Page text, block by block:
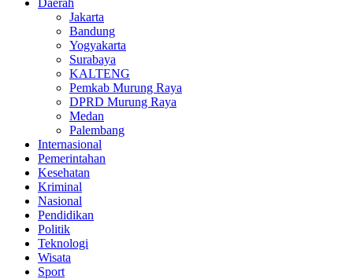
Daerah
Jakarta
Bandung
Yogyakarta
Surabaya
KALTENG
Pemkab Murung Raya
DPRD Murung Raya
Medan
Palembang
Internasional
Pemerintahan
Kesehatan
Kriminal
Nasional
Pendidikan
Politik
Teknologi
Wisata
Sport